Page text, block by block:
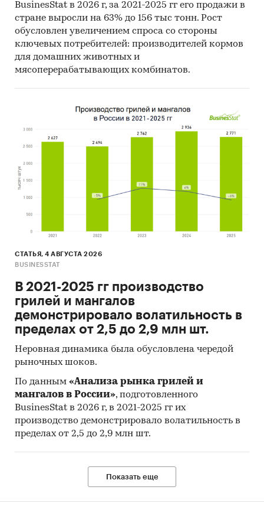
BusinesStat в 2026 г, за 2021-2025 гг его продажи в
стране выросли на 63% до 156 тыс тонн. Рост
обусловлен увеличением спроса со стороны
ключевых потребителей: производителей кормов
для домашних животных и
мясоперерабатывающих комбинатов.
СТАТЬЯ, 4 АВГУСТА 2026
BUSINESSTAT
В 2021-2025 гг производство
грилей и мангалов
демонстрировало волатильность в
пределах от 2,5 до 2,9 млн шт.
Неровная динамика была обусловлена чередой
рыночных шоков.
По данным «Анализа рынка грилей и
мангалов в России», подготовленного
BusinesStat в 2026 г, в 2021-2025 гг их
производство демонстрировало волатильность в
пределах от 2,5 до 2,9 млн шт.
Показать еще